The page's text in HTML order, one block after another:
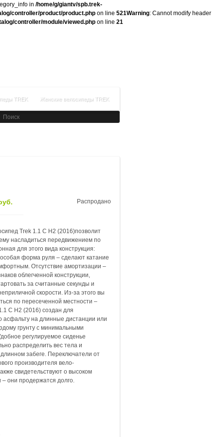
in /home/g/giantv/spb.trek-
controller/product/product.php on line 521Warning: Cannot modify header
controller/module/viewed.php on line 21
TREK Женские велосипеды TREK
Распродано
Trek 1.1 C H2 (2016)позволит
насладиться передвижением по
для этого вида конструкция:
форма руля – сделают катание
Отсутствие амортизации –
облегченной конструкции,
за считанные секунды и
скорости. Из-за этого вы
по пересеченной местности –
C H2 (2016) создан для
на длинные дистанции или
грунту с минимальными
регулируемое сиденье
распределить вес тела и
длинном забеге. Переключатели от
производителя вело-
свидетельствуют о высоком
– они продержатся долго.